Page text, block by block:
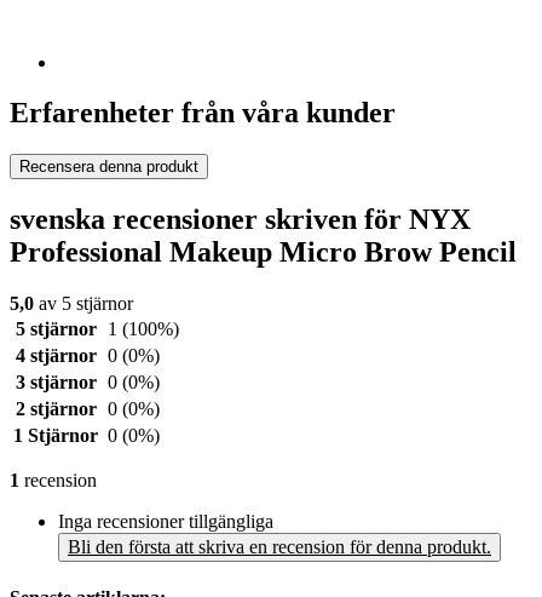
Erfarenheter från våra kunder
Recensera denna produkt
svenska recensioner skriven för NYX
Professional Makeup Micro Brow Pencil
5,0 av 5 stjärnor
5 stjärnor
1 (100%)
4 stjärnor 0 (0%)
3 stjärnor 0 (0%)
2 stjärnor 0 (0%)
1 Stjärnor 0 (0%)
1 recension
Inga recensioner tillgängliga
Bli den första att skriva en recension för denna produkt.